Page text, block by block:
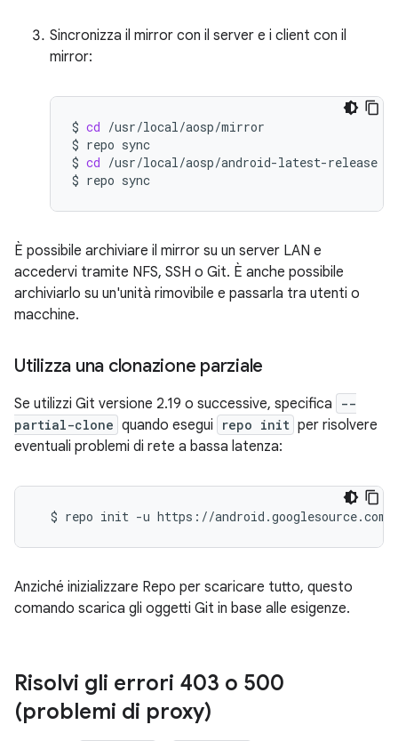
Sincronizza il mirror con il server e i client con il
mirror:
$ cd /usr/local/aosp/mirror
$ repo sync
$ cd /usr/local/aosp/android-latest-release
$ repo
È possibile archiviare il mirror su un server LAN e
accedervi tramite NFS, SSH o Git. È anche possibile
archiviarlo su un'unità rimovibile e passarla tra utenti o
macchine.
Utilizza una clonazione parziale
Se utilizzi Git versione 2.19 o successive, specifica
--
partial-clone quando esegui repo init per risolvere
eventuali problemi di rete a bassa latenza:
$ repo init -u https://
Anziché inizializzare Repo per scaricare tutto, questo
comando scarica gli oggetti Git in base alle esigenze.
Risolvi gli errori 403 o 500
(problemi di proxy)